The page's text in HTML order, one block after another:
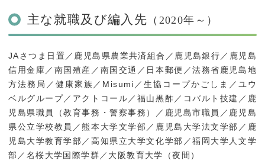
主な就職及び編入先 （2020年～）
JAさつま日置／鹿児島県農業共済組合／鹿児島銀行／鹿児島
信用金庫／南国殖産／南国交通／日本郵便／法務省鹿児島地
方法務局／健康家族／Misumi／生協コープかごしま／ユウ
ベルグループ／アクトコール／福山黒酢／コバルト技建／鹿
児島県職員（教育事務・警察事務）／鹿児島市職員／鹿児島
県公立学校教員／熊本大学文学部／鹿児島大学法文学部／鹿
児島大学教育学部／高知県立大学文化学部／福岡大学人文学
部／名桜大学国際学群／大阪教育大学（夜間）